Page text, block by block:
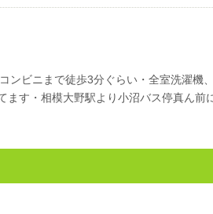
ビニまで徒歩3分ぐらい・全室洗濯機
ます・相模大野駅より小沼バス停真ん